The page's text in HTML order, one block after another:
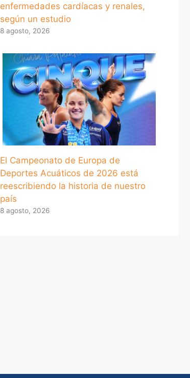
enfermedades cardíacas y renales,
según un estudio
8 agosto, 2026
El Campeonato de Europa de
Deportes Acuáticos de 2026 está
reescribiendo la historia de nuestro
país
8 agosto, 2026